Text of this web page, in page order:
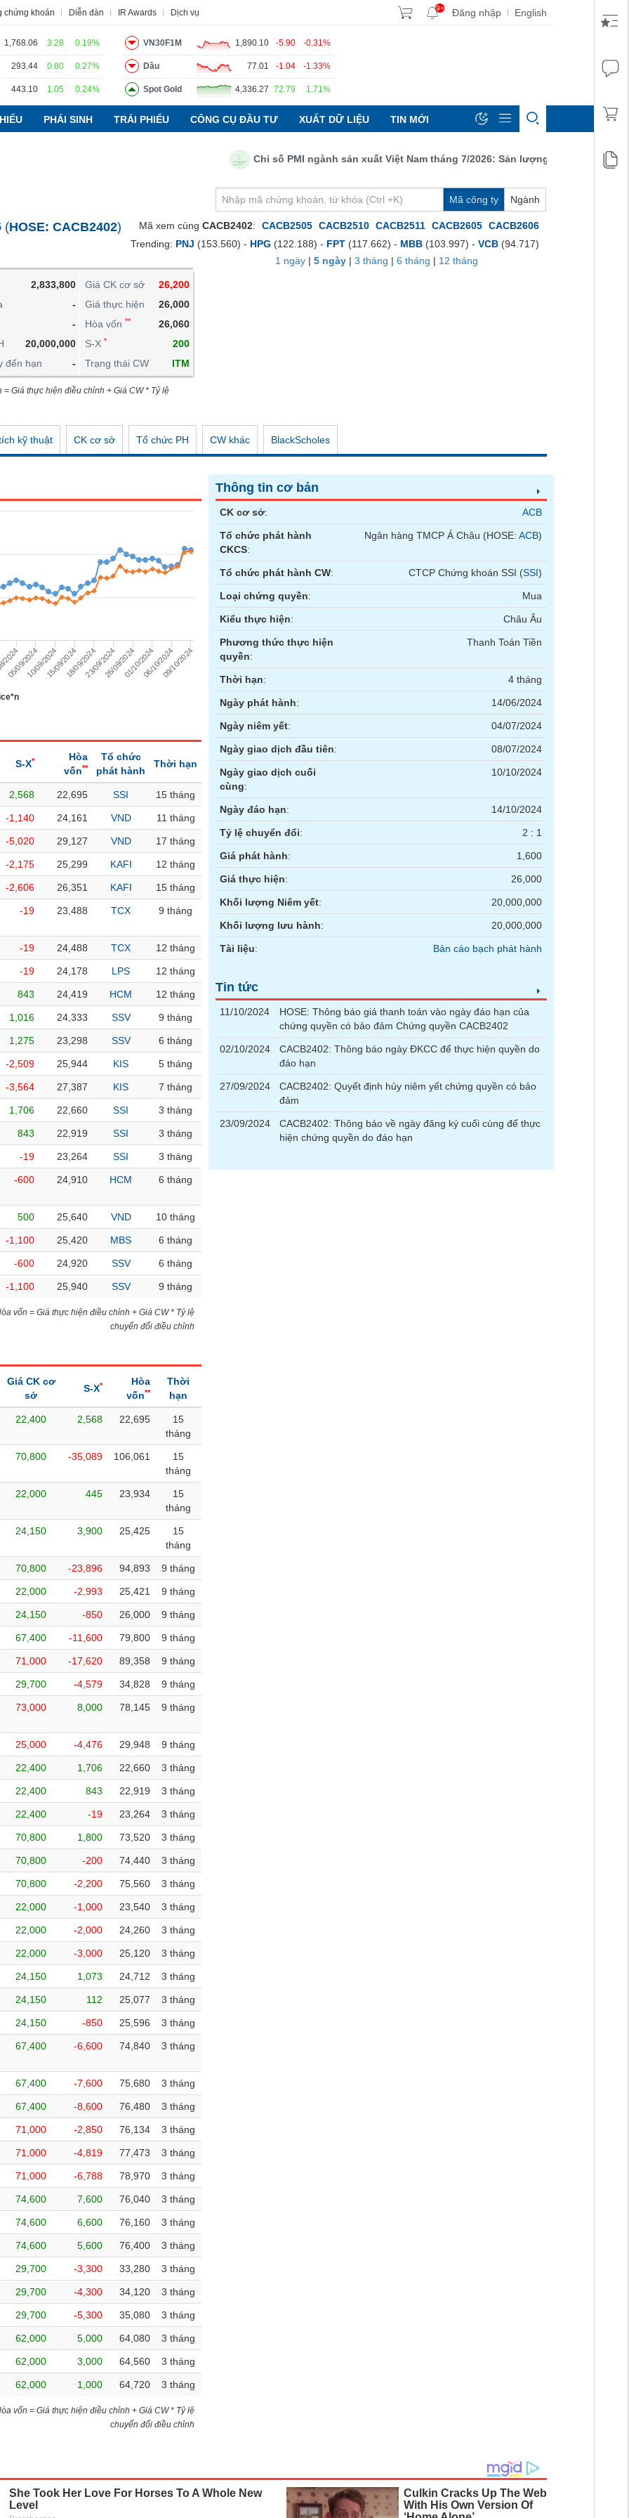
chứng khoán Diễn đàn IR Awards Dịch vụ 9+ Đăng nhập | English
1,768.06 3.28 0.19%
293.44 0.80 0.27%
443.10 1.05 0.24%
VN30F1M 1,890.10 -5.90 -0.31%
Dầu 77.01 -1.04 -1.33%
Spot Gold 4,336.27 72.79 1.71%
PHÁI SINH TRÁI PHIẾU CÔNG CỤ ĐẦU TƯ XUẤT DỮ LIỆU TIN MỚI
Chỉ số PMI ngành sản xuất Việt Nam tháng 7/2026: Sản lượng, số lượng đơn đặt
Mã công ty Ngành
(HOSE: CACB2402)
2,833,800
-
-
20,000,000
đến hạn
-
Giá CK cơ sở
26,200
Giá thực hiện
26,000
Hòa vốn **
26,060
S-X *
200
Trạng thái CW
ITM
Giá thực hiện điều chỉnh + Giá CW * Tỷ lệ
Mã xem cùng CACB2402: CACB2505 CACB2510 CACB2511 CACB2605 CACB2606
Trending: PNJ (153.560) - HPG (122.188) - FPT (117.662) - MBB (103.997) - VCB (94.717)
1 ngày | 5 ngày | 3 tháng | 6 tháng | 12 tháng
kỹ thuật CK cơ sở Tổ chức PH CW khác BlackScholes
05/09/202410/09/202415/09/202418/09/202423/09/202426/09/202401/10/202406/10/202409/10/2024
S-X*
Hòa
vốn**
Tổ chức
phát hành
Thời hạn
2,568 22,695 SSI 15 tháng
-1,140 24,161 VND 11 tháng
-5,020 29,127 VND 17 tháng
-2,175 25,299 KAFI 12 tháng
-2,606 26,351 KAFI 15 tháng
-19 23,488 TCX 9 tháng
-19 24,488 TCX 12 tháng
-19 24,178 LPS 12 tháng
843 24,419 HCM 12 tháng
1,016 24,333 SSV 9 tháng
1,275 23,298 SSV 6 tháng
-2,509 25,944 KIS 5 tháng
-3,564 27,387 KIS 7 tháng
1,706 22,660 SSI 3 tháng
843 22,919 SSI 3 tháng
-19 23,264 SSI 3 tháng
-600 24,910 HCM 6 tháng
500 25,640 VND 10 tháng
-1,100 25,420 MBS 6 tháng
-600 24,920 SSV 6 tháng
-1,100 25,940 SSV 9 tháng
vốn = Giá thực hiện điều chỉnh + Giá CW * Tỷ lệ
chuyển đổi điều chỉnh
Giá CK cơ
sở
S-X*
Hòa
vốn**
Thời
hạn
22,400 2,568 22,695
15
tháng
70,800 -35,089 106,061
15
tháng
22,000 445 23,934
15
tháng
24,150 3,900 25,425
15
tháng
70,800 -23,896 94,893 9 tháng
22,000 -2,993 25,421 9 tháng
24,150 -850 26,000 9 tháng
67,400 -11,600 79,800 9 tháng
71,000 -17,620 89,358 9 tháng
29,700 -4,579 34,828 9 tháng
73,000 8,000 78,145 9 tháng
25,000 -4,476 29,948 9 tháng
22,400 1,706 22,660 3 tháng
22,400 843 22,919 3 tháng
22,400 -19 23,264 3 tháng
70,800 1,800 73,520 3 tháng
70,800 -200 74,440 3 tháng
70,800 -2,200 75,560 3 tháng
22,000 -1,000 23,540 3 tháng
22,000 -2,000 24,260 3 tháng
22,000 -3,000 25,120 3 tháng
24,150 1,073 24,712 3 tháng
24,150 112 25,077 3 tháng
24,150 -850 25,596 3 tháng
67,400 -6,600 74,840 3 tháng
67,400 -7,600 75,680 3 tháng
67,400 -8,600 76,480 3 tháng
71,000 -2,850 76,134 3 tháng
71,000 -4,819 77,473 3 tháng
71,000 -6,788 78,970 3 tháng
74,600 7,600 76,040 3 tháng
74,600 6,600 76,160 3 tháng
74,600 5,600 76,400 3 tháng
29,700 -3,300 33,280 3 tháng
29,700 -4,300 34,120 3 tháng
29,700 -5,300 35,080 3 tháng
62,000 5,000 64,080 3 tháng
62,000 3,000 64,560 3 tháng
62,000 1,000 64,720 3 tháng
vốn = Giá thực hiện điều chỉnh + Giá CW * Tỷ lệ
chuyển đổi điều chỉnh
Thông tin cơ bản
CK cơ sở: ACB
Tổ chức phát hành
CKCS:
Ngân hàng TMCP Á Châu (HOSE:ACB)
Tổ chức phát hành CW: CTCP Chứng khoán SSI (SSI)
Loại chứng quyền: Mua
Kiểu thực hiện: Châu Âu
Phương thức thực hiện
quyền:
Thanh Toán Tiền
Thời hạn: 4 tháng
Ngày phát hành: 14/06/2024
Ngày niêm yết: 04/07/2024
Ngày giao dịch đầu tiên: 08/07/2024
Ngày giao dịch cuối
cùng:
10/10/2024
Ngày đáo hạn: 14/10/2024
Tỷ lệ chuyển đổi: 2 : 1
Giá phát hành: 1,600
Giá thực hiện: 26,000
Khối lượng Niêm yết: 20,000,000
Khối lượng lưu hành: 20,000,000
Tài liệu: Bản cáo bạch phát hành
Tin tức
11/10/2024
HOSE: Thông báo giá thanh toán vào ngày đáo hạn của
chứng quyền có bảo đảm Chứng quyền CACB2402
02/10/2024
CACB2402: Thông báo ngày ĐKCC để thực hiện quyền do
đáo hạn
27/09/2024
CACB2402: Quyết định hủy niêm yết chứng quyền có bảo
đảm
23/09/2024
CACB2402: Thông báo về ngày đăng ký cuối cùng để thực
hiện chứng quyền do đáo hạn
Tin tức Báo cáo phân tích Thuật ngữ Dịch vụ
PHÁI SINH
TRÁI PHIẾU
CÔNG CỤ ĐẦU TƯ
XUẤT DỮ LIỆU
TIN MỚI
Hợp đồng tương lai Trái phiếu